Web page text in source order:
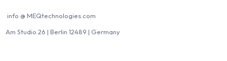
info @ MEQtechnologies.com
Am Studio 26 | Berlin 12489 | Germany